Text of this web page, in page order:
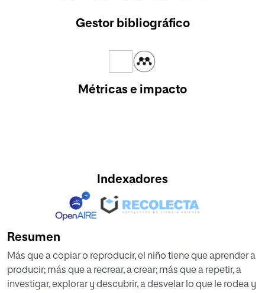
Gestor bibliográfico
Métricas e impacto
Indexadores
Resumen
Más que a copiar o reproducir, el niño tiene que aprender a
producir; más que a recrear, a crear; más que a repetir, a
investigar, explorar y descubrir, a desvelar lo que le rodea y